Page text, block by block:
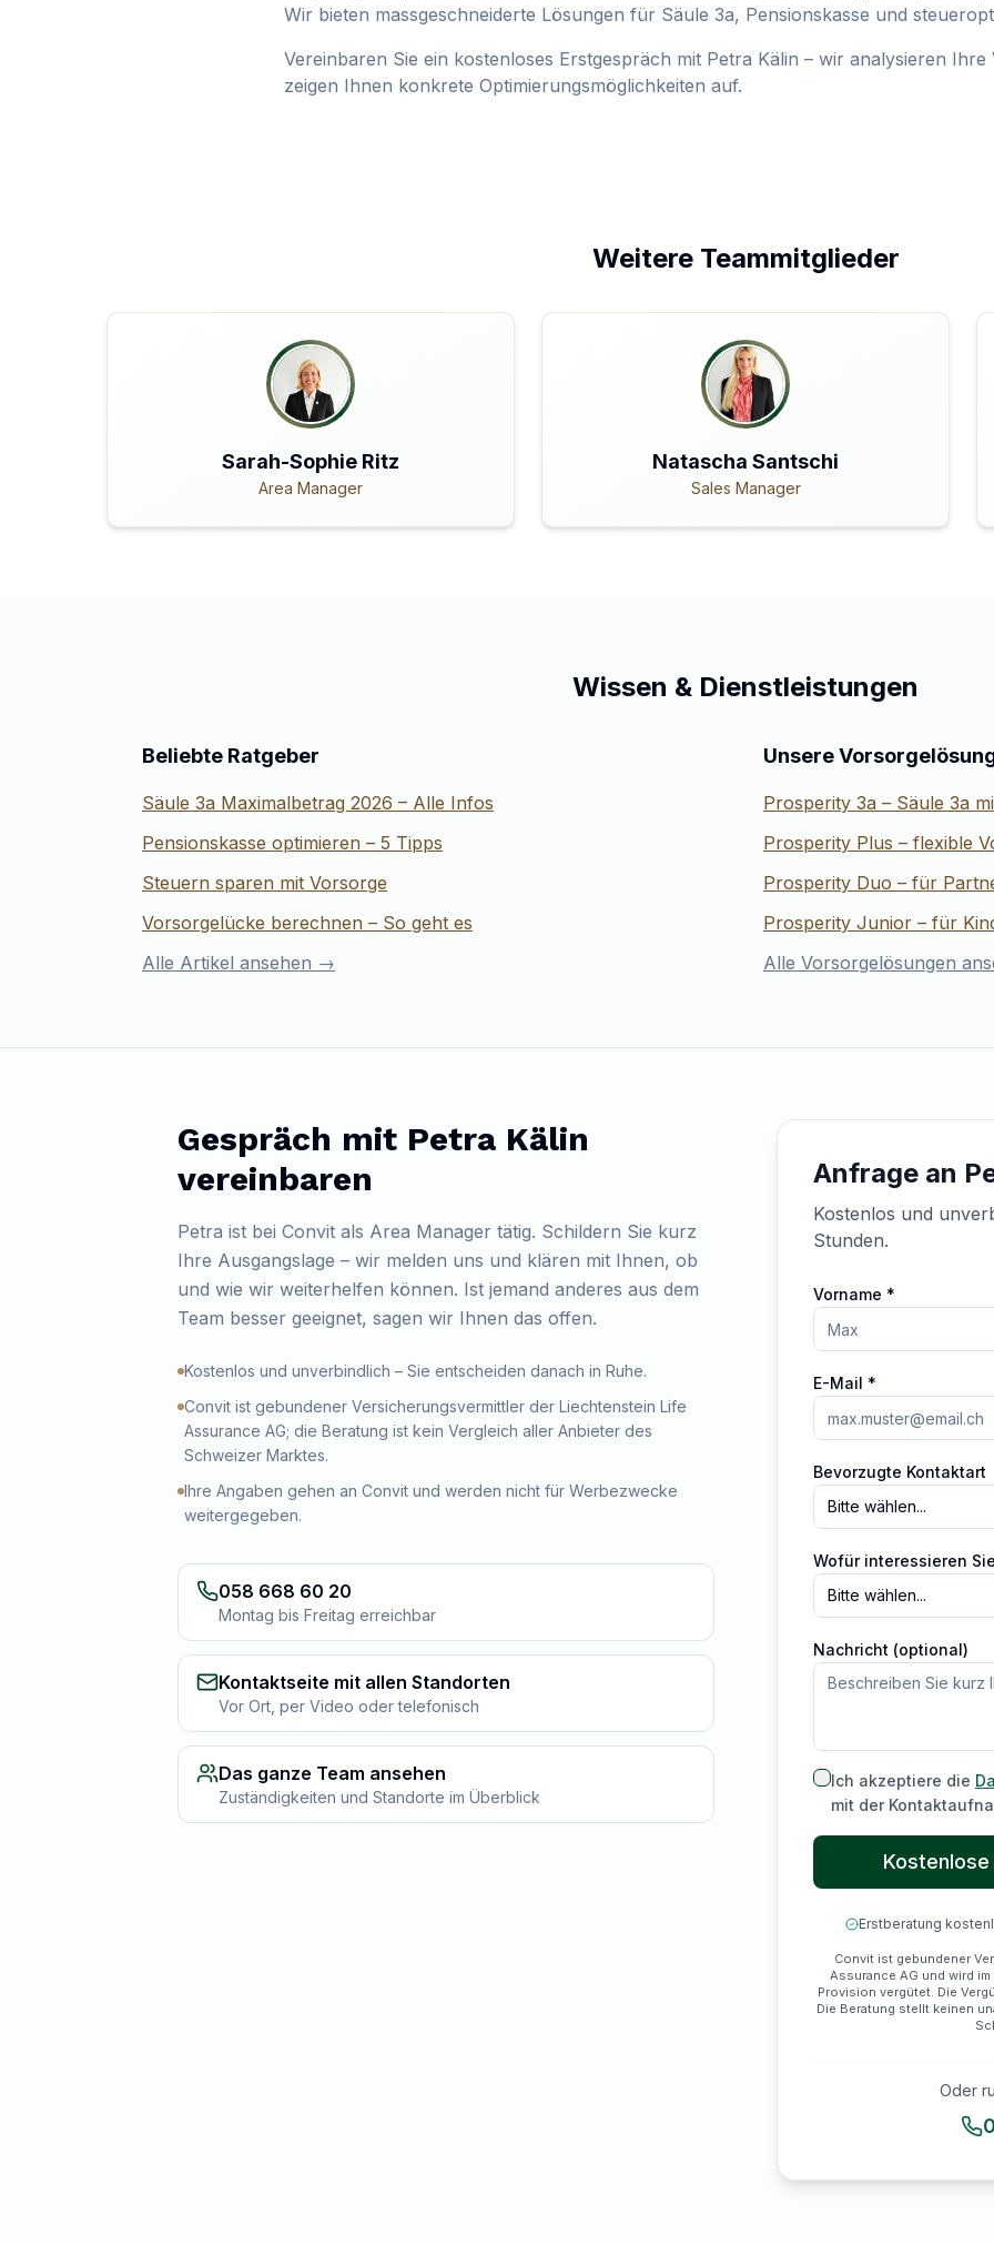
Wir bieten massgeschneiderte Lösungen für Säule 3a, Pensionskasse und
Vereinbaren Sie ein kostenloses Erstgespräch mit Petra Kälin – wir analysieren Ihre
zeigen Ihnen konkrete Optimierungsmöglichkeiten auf.
Weitere Teammitglieder
Sarah-Sophie Ritz
Area Manager
Natascha Santschi
Sales Manager
Wissen & Dienstleistungen
Beliebte Ratgeber
Säule 3a Maximalbetrag 2026 – Alle Infos
Pensionskasse optimieren – 5 Tipps
Steuern sparen mit Vorsorge
Vorsorgelücke berechnen – So geht es
Alle Artikel ansehen →
Unsere
Prosperity 3a – Säule 3a
Prosperity Plus – flexible
Prosperity Duo – für
Prosperity Junior – für
Alle Vorsorgelösungen
Gespräch mit Petra Kälin
vereinbaren
Petra ist bei Convit als Area Manager tätig. Schildern Sie kurz
Ihre Ausgangslage – wir melden uns und klären mit Ihnen, ob
und wie wir weiterhelfen können. Ist jemand anderes aus dem
Team besser geeignet, sagen wir Ihnen das offen.
Kostenlos und unverbindlich – Sie entscheiden danach in Ruhe.
Convit ist gebundener Versicherungsvermittler der Liechtenstein Life
Assurance AG; die Beratung ist kein Vergleich aller Anbieter des
Schweizer Marktes.
Ihre Angaben gehen an Convit und werden nicht für Werbezwecke
weitergegeben.
058 668 60 20
Montag bis Freitag erreichbar
Kontaktseite mit allen Standorten
Vor Ort, per Video oder telefonisch
Das ganze Team ansehen
Zuständigkeiten und Standorte im Überblick
Anfrage an
Kostenlos und
Stunden.
Vorname *
E-Mail *
Bevorzugte Kontaktart
Bitte wählen...
Wofür interessieren
Bitte wählen...
Nachricht (optional)
Ich akzeptiere die
mit der
Erstberatung
Convit ist gebundener
Assurance AG und wird
Provision vergütet. Die
Die Beratung stellt keinen
Oder